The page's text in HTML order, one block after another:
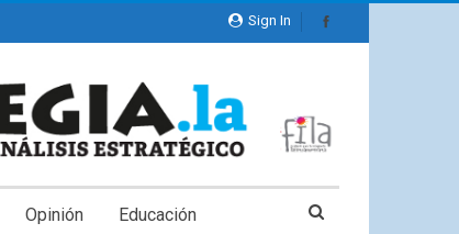
Sign In
Opinión Educación